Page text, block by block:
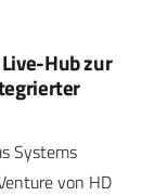
Hub zur
Systems
von HD